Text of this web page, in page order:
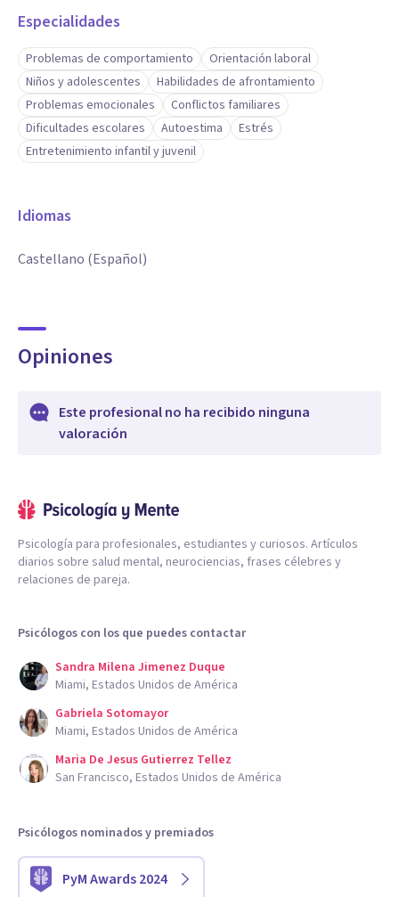
Especialidades
Problemas de comportamiento
Orientación laboral
Niños y adolescentes
Habilidades de afrontamiento
Problemas emocionales
Conflictos familiares
Dificultades escolares
Autoestima
Estrés
Entretenimiento infantil y juvenil
Idiomas
Castellano (Español)
Opiniones
Este profesional no ha recibido ninguna
valoración
Psicología para profesionales, estudiantes y curiosos. Artículos
diarios sobre salud mental, neurociencias, frases célebres y
relaciones de pareja.
Psicólogos con los que puedes contactar
Sandra Milena Jimenez Duque
Miami, Estados Unidos de América
Gabriela Sotomayor
Miami, Estados Unidos de América
Maria De Jesus Gutierrez Tellez
San Francisco, Estados Unidos de América
Psicólogos nominados y premiados
PyM Awards 2024